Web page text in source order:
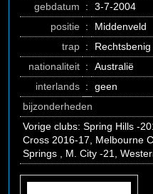
gebdatum
:
3-7-2004
positie :
Middenveld
trap :
Rechtsbenig
nationaliteit :
Australië
interlands :
geen
bijzonderheden
Vorige clubs: Spring Hills -
Cross 2016-17, Melbourne
Springs , M. City -21,